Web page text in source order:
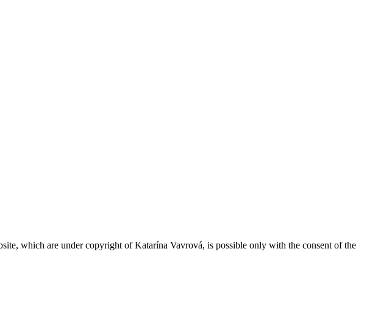
which are under copyright of Katarína Vavrová, is possible only with the consent of the